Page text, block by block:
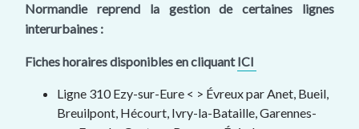
Normandie reprend la gestion de certaines lignes
interurbaines :
Fiches horaires disponibles en cliquantICI
Ligne 310 Ezy-sur-Eure < > Évreux par Anet, Bueil,
Breuilpont, Hécourt, Ivry-la-Bataille, Garennes-